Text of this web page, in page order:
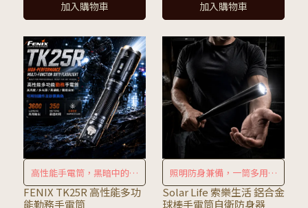
加入購物車 加入購物車
高性能手電筒，黑暗中的可
靠夥伴
FENIX TK25R 高性能多功
能勤務手電筒
照明防身兼備，一筒多用隨
時備戰
Solar Life 索樂生活 鋁合金
球棒手電筒自衛防身器